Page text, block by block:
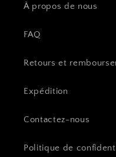
À propos de nous
FAQ
Retours et
Expédition
Contactez-nous
Politique de